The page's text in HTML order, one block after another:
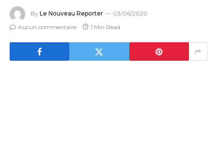
By Le Nouveau Reporter
03/06/2020
Aucun commentaire
1 Min Read